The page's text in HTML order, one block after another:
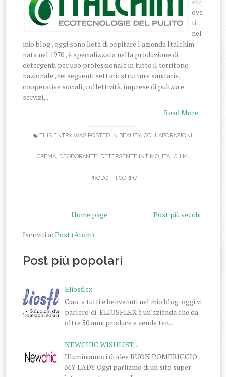
ova
ti
nel
mio blog , oggi sono lieta di ospitare l'azienda Italchim
nata nel 1970 , è specializzata nella produzione di
detergenti per uso professionale in tutto il territorio
nazionale ,nei seguenti settori: strutture sanitarie,
cooperative sociali, collettività, imprese di pulizia e
servizi,...
Read More
THIS ENTRY WAS POSTED IN BEAUTY, COLLABORAZIONI,
CREMA, DEODORANTE, DETERGENTE INTIMO, ITALCHIM,
PRODOTTI CORPO
Post più vecchi
Home page
Iscriviti a:Post (Atom)
Post più popolari
Eliosflex
Ciao a tutti e benvenuti nel mio blog oggi vi
parlero' di ELIOSFLEX è un'azienda che da
oltre 50 anni produce e vende ten...
NEWCHIC WISHLIST…
Illuminiamoci di idee BUON POMERIGGIO
MY LADY Oggi parliamo di un sito super